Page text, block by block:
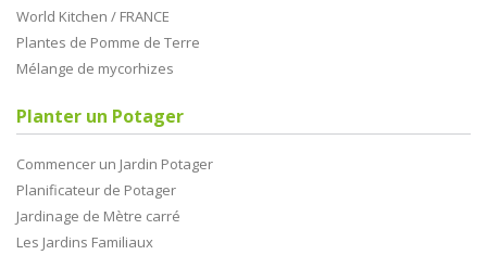
World Kitchen / FRANCE
Plantes de Pomme de Terre
Mélange de mycorhizes
Planter un Potager
Commencer un Jardin Potager
Planificateur de Potager
Jardinage de Mètre carré
Les Jardins Familiaux